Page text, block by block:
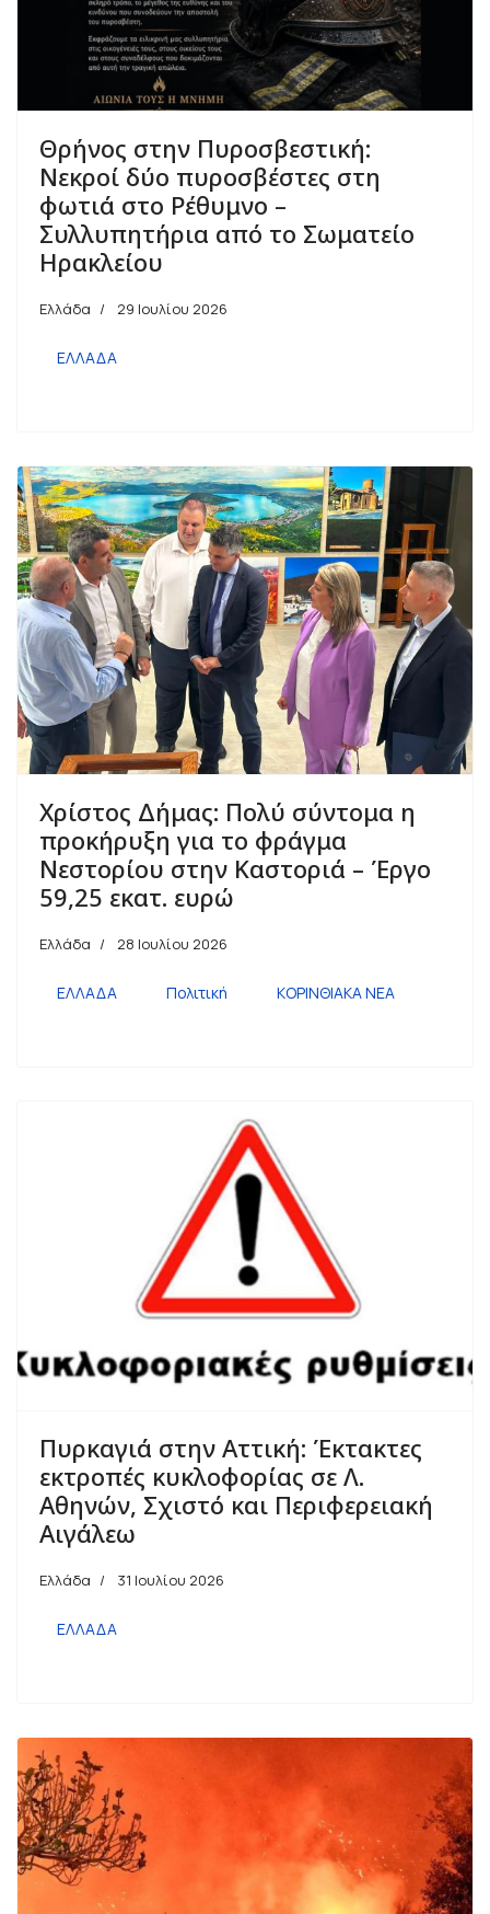
Θρήνος στην Πυροσβεστική:
Νεκροί δύο πυροσβέστες στη
φωτιά στο Ρέθυμνο –
Συλλυπητήρια από το Σωματείο
Ηρακλείου
Ελλάδα 29 Ιουλίου 2026
ΕΛΛΑΔΑ
Χρίστος Δήμας: Πολύ σύντομα η
προκήρυξη για το φράγμα
Νεστορίου στην Καστοριά – Έργο
59,25 εκατ. ευρώ
Ελλάδα 28 Ιουλίου 2026
ΕΛΛΑΔΑ Πολιτική ΚΟΡΙΝΘΙΑΚΑ ΝΕΑ
Πυρκαγιά στην Αττική: Έκτακτες
εκτροπές κυκλοφορίας σε Λ.
Αθηνών, Σχιστό και Περιφερειακή
Αιγάλεω
Ελλάδα 31 Ιουλίου 2026
ΕΛΛΑΔΑ